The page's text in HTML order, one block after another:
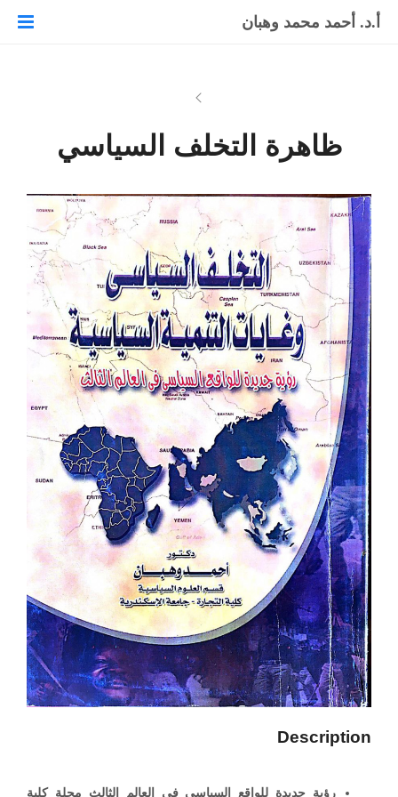
أ.د. أحمد محمد وهبان
ظاهرة التخلف السياسي
Description
رؤية جديدة للواقع السياسي في العالم الثالث مجلة كلية